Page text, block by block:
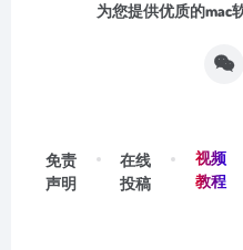
为您提供优质的mac
免责
声明
在线
投稿
视频
教程